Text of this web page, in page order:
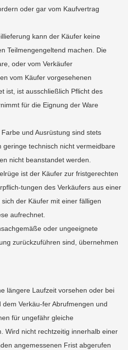
oder gar vom Kaufvertrag
kann der Käufer keine
Teilmengengeltend machen. Die
oder vom Verkäufer
vom Käufer vorgesehenen
ist, ist ausschließlich Pflicht des
für die Eignung der Ware
und Ausrüstung sind stets
geringe technisch nicht vermeidbare
nicht beanstandet werden.
ist der Käufer zur fristgerechten
tungen des Verkäufers aus einer
der Käufer mit einer fälligen
aufrechnet.
oder ungeeignete
zurückzuführen sind, übernehmen
längere Laufzeit vorsehen oder bei
Verkäu-fer Abrufmengen und
für ungefähr gleiche
Wird nicht rechtzeitig innerhalb einer
angemessenen Frist abgerufen